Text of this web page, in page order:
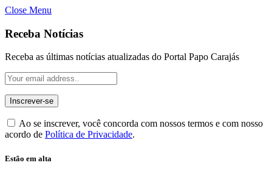
Close Menu
Receba Notícias
Receba as últimas notícias atualizadas do Portal Papo Carajás
Ao se inscrever, você concorda com nossos termos e com nosso
acordo de Política de Privacidade.
Estão em alta